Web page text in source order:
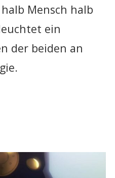
Mensch halb
ein
der beiden an